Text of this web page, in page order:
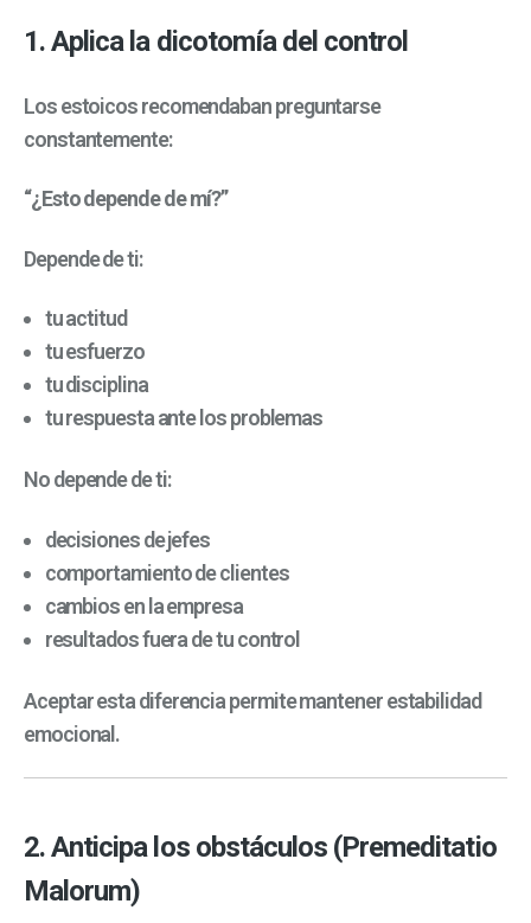
1. Aplica la dicotomía del control
Los estoicos recomendaban preguntarse
constantemente:
“¿Esto depende de mí?”
Depende de ti:
tu actitud
tu esfuerzo
tu disciplina
tu respuesta ante los problemas
No depende de ti:
decisiones de jefes
comportamiento de clientes
cambios en la empresa
resultados fuera de tu control
Aceptar esta diferencia permite mantener estabilidad
emocional.
2. Anticipa los obstáculos (Premeditatio
Malorum)